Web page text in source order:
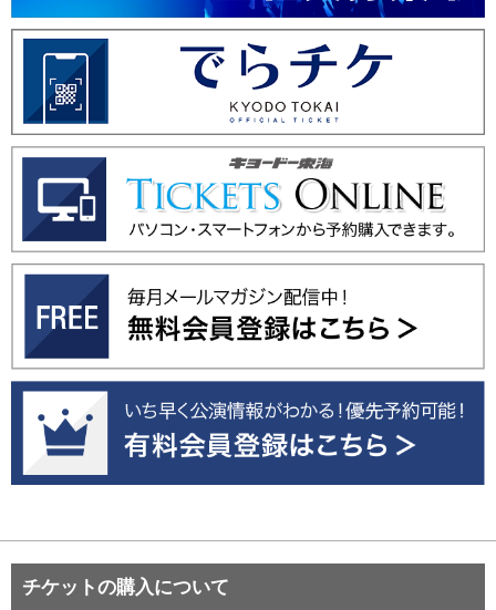
チケットの購入について